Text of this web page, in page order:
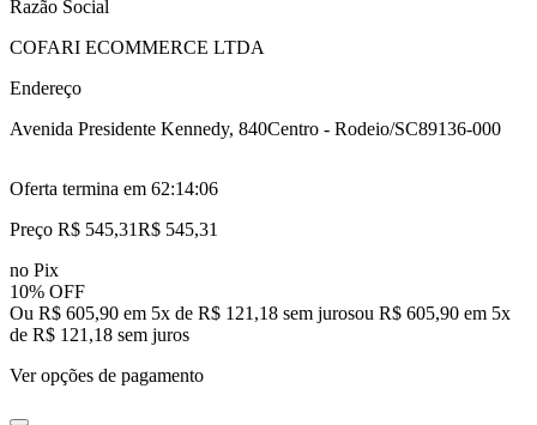
Razão Social
COFARI ECOMMERCE LTDA
Endereço
Avenida Presidente Kennedy, 840Centro - Rodeio/SC89136-000
Oferta termina em 62:14:05
Preço R$ 545,31R$ 545,31
no Pix
10% OFF
Ou R$ 605,90 em 5x de R$ 121,18 sem jurosou R$ 605,90 em 5x
de R$ 121,18 sem juros
Ver opções de pagamento